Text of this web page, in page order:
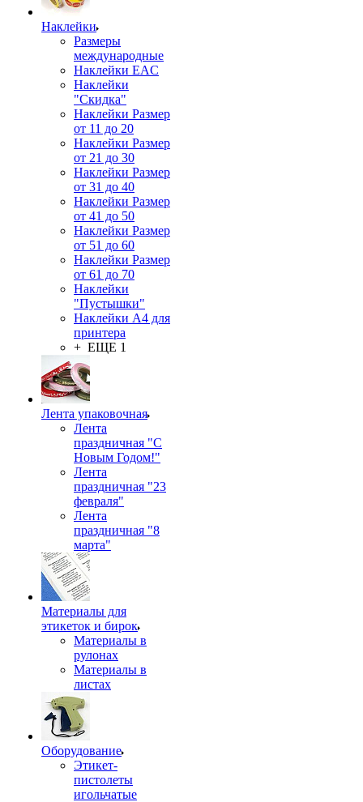
Наклейки
Размеры
международные
Наклейки EAC
Наклейки
"Скидка"
Наклейки Размер
от 11 до 20
Наклейки Размер
от 21 до 30
Наклейки Размер
от 31 до 40
Наклейки Размер
от 41 до 50
Наклейки Размер
от 51 до 60
Наклейки Размер
от 61 до 70
Наклейки
"Пустышки"
Наклейки А4 для
принтера
+ ЕЩЕ 1
Лента упаковочная
Лента
праздничная "С
Новым Годом!"
Лента
праздничная "23
февраля"
Лента
праздничная "8
марта"
Материалы для
этикеток и бирок
Материалы в
рулонах
Материалы в
листах
Оборудование
Этикет-
пистолеты
игольчатые